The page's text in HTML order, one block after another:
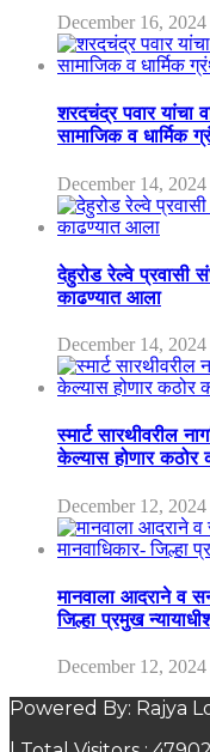
December 16, 2024
शरदचंद्र पवार यांचा
सामाजिक व धार्मिक
December 14, 2024
देहुरोड रेल्वे प्रवासी
काढण्यात आला
December 14, 2024
स्मार्ट सारथीवरील
केल्यास होणार कठोर
December 12, 2024
मानवाला आदराने व
जिल्हा प्रमुख
December 12, 2024
Powered By: Rajya